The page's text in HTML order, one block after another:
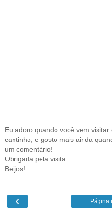
Eu adoro quando você vem visitar
cantinho, e gosto mais ainda
um comentário!
Obrigada pela visita.
Beijos!
‹ Página